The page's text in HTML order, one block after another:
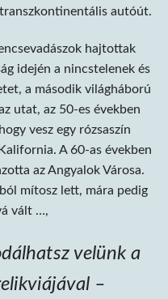
autóút.
hajtottak
idején a nincstelenek és
a második világháború
utat, az 50-es években
vesz egy rózsaszín
A 60-as években
az Angyalok Városa.
mítosz lett, mára pedig
vált …,
velünk a
–